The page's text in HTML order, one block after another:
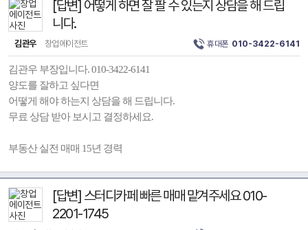
[답변] 어떻게 하면 잘 팔 수 있는지 상담을 해 드립
니다.
김관우 창업에이전트 휴대폰 010-3422-6141
김관우 부장입니다. 010-3422-6141
양도를 잘하고 싶다면
어떻게 해야 하는지 상담을 해 드립니다.
무료 상담 받아 보시고 결정하세요.
부동산 실전 매매 15년 경력
[답변] 스터디카페 빠른 매매 맡겨주세요 010-
2201-1745